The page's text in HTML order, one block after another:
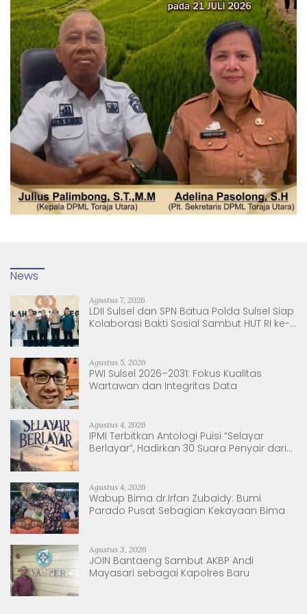
News
Agustus 7, 2026
LDII Sulsel dan SPN Batua Polda Sulsel Siap
Kolaborasi Bakti Sosial Sambut HUT RI ke-
Agustus 5, 2026
PWI Sulsel 2026–2031: Fokus Kualitas
Wartawan dan Integritas Data
Agustus 4, 2026
IPMI Terbitkan Antologi Puisi “Selayar
Berlayar”, Hadirkan 30 Suara Penyair dari
Agustus 4, 2026
Wabup Bima dr.Irfan Zubaidy: Bumi
Parado Pusat Sebagian Kekayaan Bima
Agustus 3, 2026
JOIN Bantaeng Sambut AKBP Andi
Mayasari sebagai Kapolres Baru